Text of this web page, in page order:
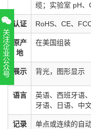
缆；实验室 pH
认证 RoHS、CE、
原产
地
在美国组装
展示 背光，图形显示
语言
英语、西班牙语
牙语、日语、中
记录
单点或连续的自
扫一扫，关注官方账号
010-52867771